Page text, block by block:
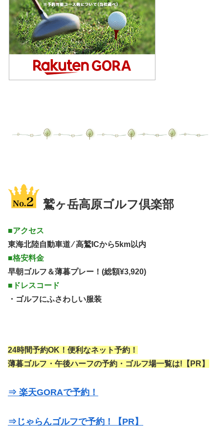
鷲ヶ岳高原ゴルフ倶楽部
■アクセス
東海北陸自動車道 ⁄ 高鷲ICから5km以内
■格安料金
早朝ゴルフ＆薄暮プレー！(総額¥3,920)
■ドレスコード
・ゴルフにふさわしい服装
24時間予約OK！便利なネット予約！
薄暮ゴルフ・午後ハーフの予約・ゴルフ場一覧は!【PR】
⇒ 楽天GORAで予約！
⇒じゃらんゴルフで予約！【PR】